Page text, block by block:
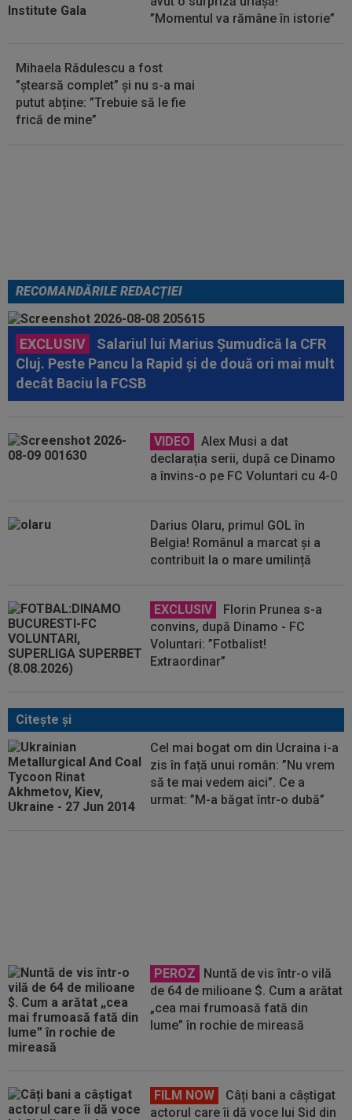
”Momentul va rămâne în istorie”
Mihaela Rădulescu a fost
”ștearsă complet” și nu s-a mai
putut abține: ”Trebuie să le fie
frică de mine”
RECOMANDĂRILE REDACȚIEI
EXCLUSIV
Salariul lui Marius Șumudică la CFR
Cluj. Peste Pancu la Rapid și de două ori mai mult
decât Baciu la FCSB
VIDEO
Alex Musi a dat
declarația serii, după ce Dinamo
a învins-o pe FC Voluntari cu 4-0
Darius Olaru, primul GOL în
Belgia! Românul a marcat și a
contribuit la o mare umilință
EXCLUSIV
Florin Prunea s-a
convins, după Dinamo - FC
Voluntari: ”Fotbalist!
Extraordinar”
Citeşte şi
Cel mai bogat om din Ucraina i-a
zis în față unui român: ”Nu vrem
să te mai vedem aici”. Ce a
urmat: ”M-a băgat într-o dubă”
PEROZ
Nuntă de vis într-o vilă
de 64 de milioane $. Cum a arătat
„cea mai frumoasă fată din
lume” în rochie de mireasă
FILM NOW
Câți bani a câștigat
actorul care îi dă voce lui Sid din